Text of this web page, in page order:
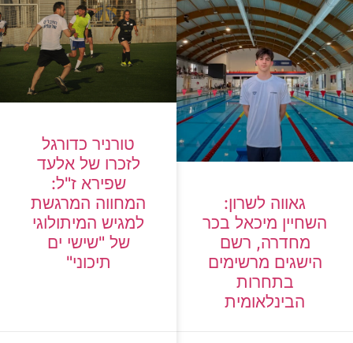
גאווה לשרון:
השחיין מיכאל בכר
מחדרה, רשם
הישגים מרשימים
בתחרות
הבינלאומית
טורניר כדורגל
לזכרו של אלעד
שפירא ז"ל:
המחווה המרגשת
למגיש המיתולוגי
של "שישי ים
תיכוני"